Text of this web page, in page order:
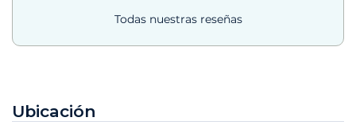
Todas nuestras reseñas
Ubicación